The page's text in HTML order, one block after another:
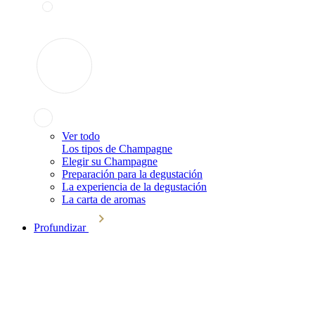
Ver todo
Los tipos de Champagne
Elegir su Champagne
Preparación para la degustación
La experiencia de la degustación
La carta de aromas
Profundizar